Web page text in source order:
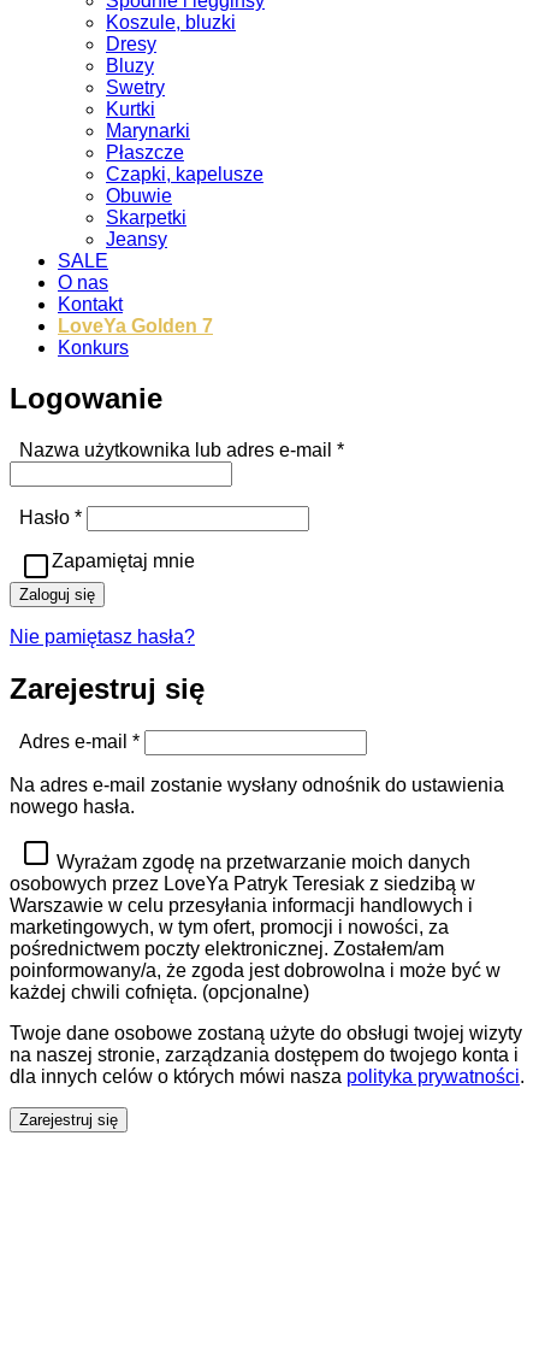
Koszule, bluzki
Dresy
Bluzy
Swetry
Kurtki
Marynarki
Płaszcze
Czapki, kapelusze
Obuwie
Skarpetki
Jeansy
SALE
O nas
Kontakt
LoveYa Golden 7
Konkurs
Logowanie
Nazwa użytkownika lub adres e-mail *Wymagane
Hasło *Wymagane
Zapamiętaj mnie
Zaloguj się
Nie pamiętasz hasła?
Zarejestruj się
Adres e-mail *Wymagane
Na adres e-mail zostanie wysłany odnośnik do ustawienia
nowego hasła.
Wyrażam zgodę na przetwarzanie moich danych
osobowych przez LoveYa Patryk Teresiak z siedzibą w
Warszawie w celu przesyłania informacji handlowych i
marketingowych, w tym ofert, promocji i nowości, za
pośrednictwem poczty elektronicznej. Zostałem/am
poinformowany/a, że zgoda jest dobrowolna i może być w
każdej chwili cofnięta. (opcjonalne)
Twoje dane osobowe zostaną użyte do obsługi twojej wizyty
na naszej stronie, zarządzania dostępem do twojego konta i
dla innych celów o których mówi nasza polityka prywatności.
Zarejestruj się